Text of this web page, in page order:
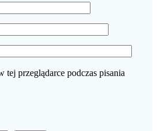
tej przeglądarce podczas pisania